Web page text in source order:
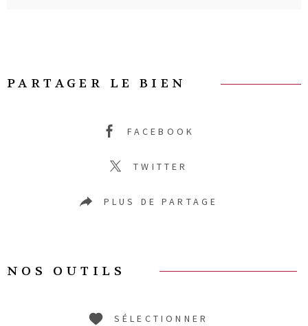
PARTAGER LE BIEN
FACEBOOK
TWITTER
PLUS DE PARTAGE
NOS OUTILS
SÉLECTIONNER